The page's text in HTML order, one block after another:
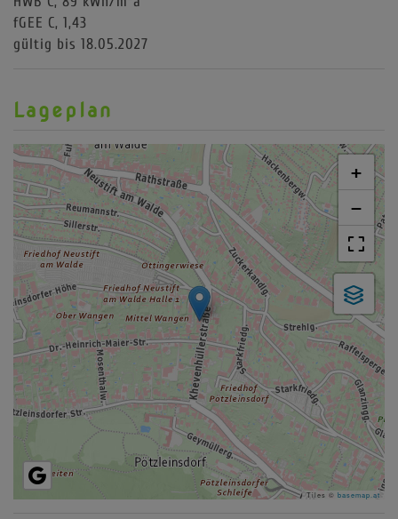
fGEE C, 1,43
gültig bis 18.05.2027
Lageplan
+
−
Tiles © basemap.at